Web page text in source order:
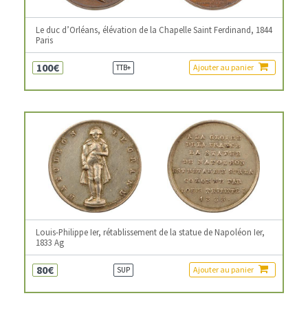
Le duc d’Orléans, élévation de la Chapelle Saint Ferdinand, 1844
Paris
100€ TTB+ Ajouter au panier
Louis-Philippe Ier, rétablissement de la statue de Napoléon Ier,
1833 Ag
80€ SUP Ajouter au panier